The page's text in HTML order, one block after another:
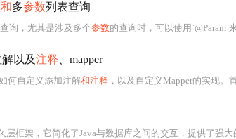
和多参数列表查询
询，尤其是涉及多个参数的查询时，可以使用`@Param`
以及注释 、mapper
何自定义添加注解和注释 ，以及自定义Mapper的实现。
层框架，它简化了Java与数据库之间的交互，提供了强